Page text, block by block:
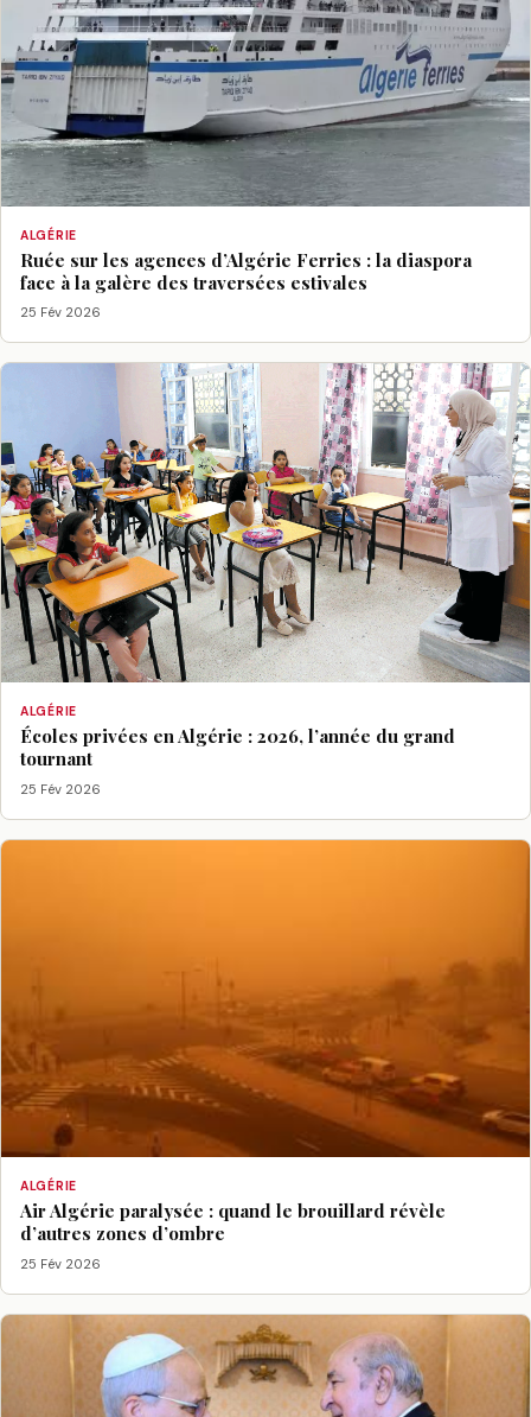
ALGÉRIE
Ruée sur les agences d’Algérie Ferries : la diaspora
face à la galère des traversées estivales
25 Fév 2026
ALGÉRIE
Écoles privées en Algérie : 2026, l’année du grand
tournant
25 Fév 2026
ALGÉRIE
Air Algérie paralysée : quand le brouillard révèle
d’autres zones d’ombre
25 Fév 2026